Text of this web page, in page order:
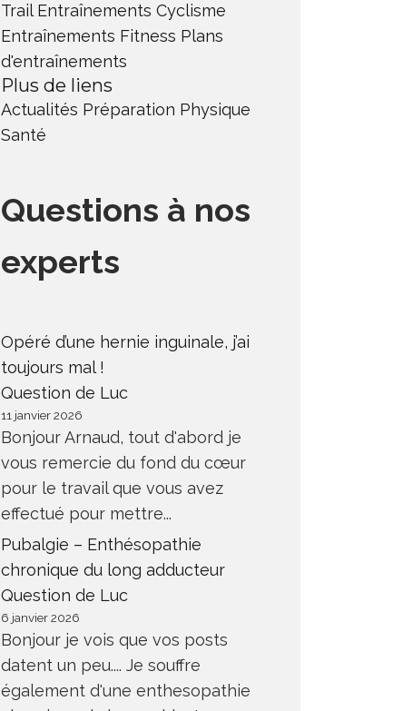
Trail Entraînements Cyclisme
Entraînements Fitness Plans
d'entraînements
Plus de liens
Actualités Préparation Physique
Santé
Questions à nos
experts
Opéré d’une hernie inguinale, j’ai
toujours mal !
Question de Luc
11 janvier 2026
Bonjour Arnaud, tout d'abord je
vous remercie du fond du cœur
pour le travail que vous avez
effectué pour mettre...
Pubalgie – Enthésopathie
chronique du long adducteur
Question de Luc
6 janvier 2026
Bonjour je vois que vos posts
datent un peu.... Je souffre
également d'une enthesopathie